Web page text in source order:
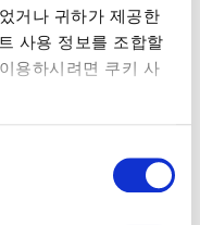
거나 귀하가 제공한
사용 정보를 조합할
용하시려면 쿠키 사